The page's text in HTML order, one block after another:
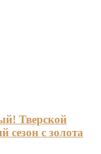
Тверской
сезон с золота